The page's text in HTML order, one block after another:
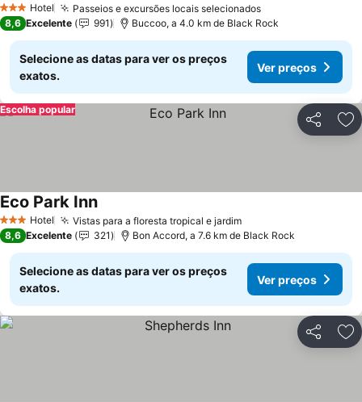
3 EstrelasHotel Passeios e excursões locais selecionados
8,6 Excelente 991 Buccoo, a 4.0 km de Black Rock
Selecione as datas para ver os preços
exatos.
Ver preços
Partilhar
Escolha popular
3 EstrelasHotel Vistas para a floresta tropical e jardim
Eco Park Inn
8,6 Excelente 321 Bon Accord, a 7.6 km de Black Rock
Selecione as datas para ver os preços
exatos.
Ver preços
Partilhar